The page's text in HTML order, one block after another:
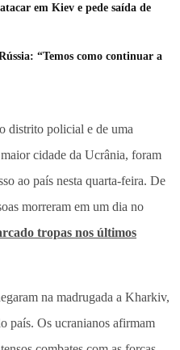
em Kiev e pede saída de
“Temos como continuar a
distrito policial e de uma
cidade da Ucrânia, foram
ao país nesta quarta-feira. De
morreram em um dia no
tropas nos últimos
na madrugada a Kharkiv,
país. Os ucranianos afirmam